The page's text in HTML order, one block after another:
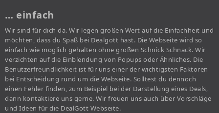
… einfach
Wir sind für dich da. Wir legen großen Wert auf die Einfachheit und
möchten, dass du Spaß bei Dealgott hast. Die Webseite wird so
einfach wie möglich gehalten ohne großen Schnick Schnack. Wir
verzichten auf die Einblendung von Popups oder Ähnliches. Die
Benutzerfreundlichkeit ist für uns einer der wichtigsten Faktoren
bei Entscheidung rund um die Webseite. Solltest du dennoch
einen Fehler finden, zum Beispiel bei der Darstellung eines Deals,
dann kontaktiere uns gerne. Wir freuen uns auch über Vorschläge
und Ideen für die DealGott Webseite.